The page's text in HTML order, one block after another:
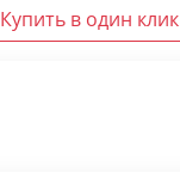
Купить в один клик